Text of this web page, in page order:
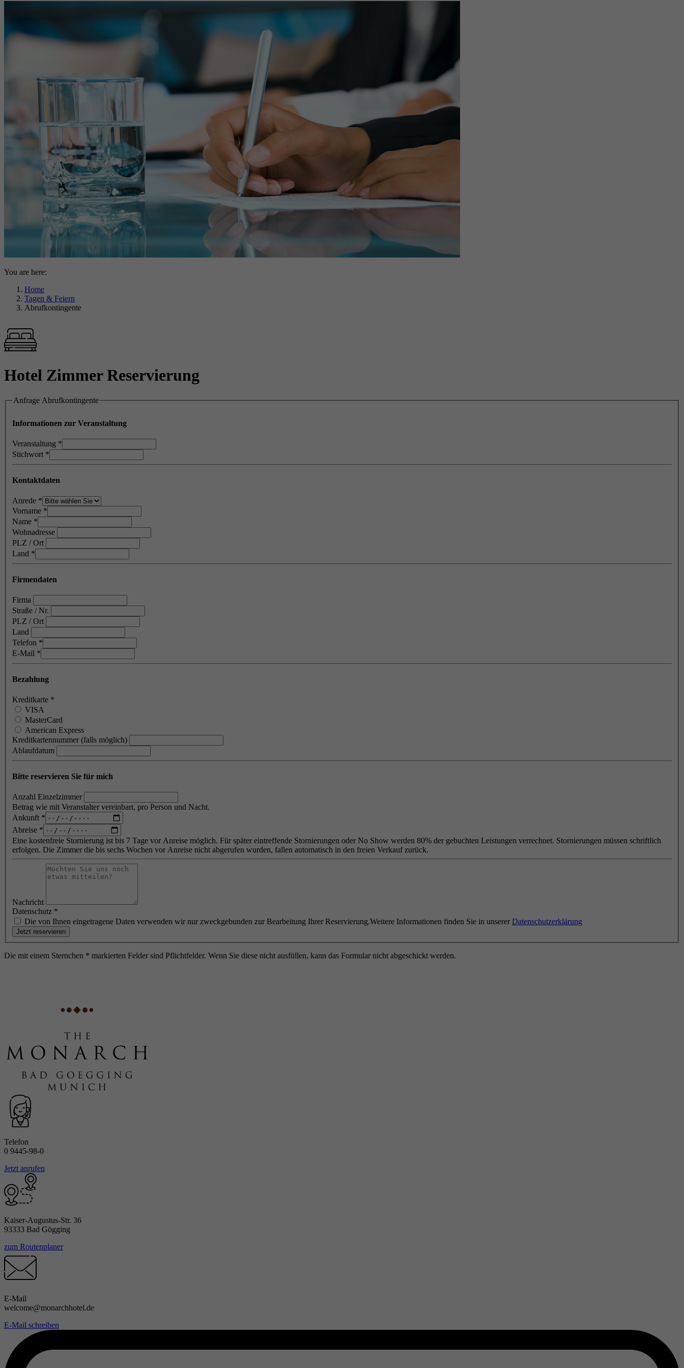
You are here:
Home
Tagen & Feiern
Abrufkontingente
Hotel Zimmer Reservierung
Anfrage Abrufkontingente
Informationen zur Veranstaltung
Veranstaltung *
Stichwort *
Kontaktdaten
Anrede *
Vorname *
Name *
Wohnadresse
PLZ / Ort
Land *
Firmendaten
Firma
Straße / Nr.
PLZ / Ort
Land
Telefon *
E-Mail *
Bezahlung
Kreditkarte *
VISA
MasterCard
American Express
Kreditkartennummer (falls möglich)
Ablaufdatum
Bitte reservieren Sie für mich
Anzahl Einzelzimmer
Betrag wie mit Veranstalter vereinbart, pro Person und Nacht.
Ankunft *
Abreise *
Eine kostenfreie Stornierung ist bis 7 Tage vor Anreise möglich. Für später eintreffende Stornierungen oder No Show werden 80% der gebuchten Leistungen verrechnet. Stornierungen müssen schriftlich
erfolgen. Die Zimmer die bis sechs Wochen vor Anreise nicht abgerufen wurden, fallen automatisch in den freien Verkauf zurück.
Nachricht
Datenschutz *
Die von Ihnen eingetragene Daten verwenden wir nur zweckgebunden zur Bearbeitung Ihrer Reservierung.Weitere Informationen finden Sie in unserer Datenschutzerklärung
Die mit einem Sternchen * markierten Felder sind Pflichtfelder. Wenn Sie diese nicht ausfüllen, kann das Formular nicht abgeschickt werden.
Telefon
0 9445-98-0
Jetzt anrufen
Kaiser-Augustus-Str. 36
93333 Bad Gögging
zum Routenplaner
E-Mail
welcome@monarchhotel.de
E-Mail schreiben
Die Cookies speichern Informationen anonym und weisen
Anbieter
Laufzeit 1 Tag
Zweck
Dieses Cookie wird von Google Analytics installiert. Das
Cookie wird verwendet, um Informationen darüber zu
speichern, wie Besucher eine Website nutzen, und hilft bei
der Erstellung eines Analyseberichts darüber, wie es der
Website geht. Die erhobenen Daten umfassen die Anzahl
der Besucher, die Quelle, aus der sie stammen, und die
Seiten in anonymisierter Form.
Anbieter
Website sehen, aber nicht darüber, wer Sie sind.
fr
Anbieter Facebook
Laufzeit
Zweck
Der Cookie wird von Facebook gesetzt, um den Nutzern
relevante Werbung anzuzeigen und die Werbung zu messen
und zu verbessern. Der Cookie verfolgt auch das Verhalten
des Nutzers im gesamten Web auf Websites, die Facebook-
Pixel oder Facebook Social Plugins aufweisen. Diese
darüber, was Sie auf unserer Website sehen, aber nicht